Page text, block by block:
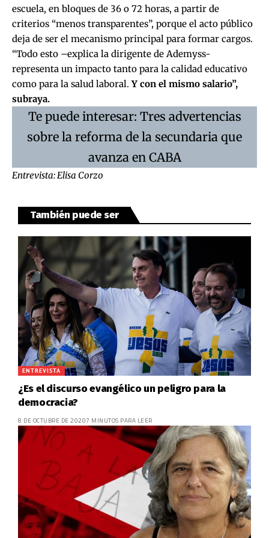
escuela, en bloques de 36 o 72 horas, a partir de
criterios “menos transparentes”, porque el acto público
deja de ser el mecanismo principal para formar cargos.
“Todo esto –explica la dirigente de Ademyss-
representa un impacto tanto para la calidad educativo
como para la salud laboral. Y con el mismo salario”,
subraya.
Te puede interesar: Tres advertencias
sobre la reforma de la secundaria que
avanza en CABA
Entrevista: Elisa Corzo
También puede ser
ENTREVISTA
¿Es el discurso evangélico un peligro para la
democracia?
8 DE OCTUBRE DE 20207 MINUTOS PARA LEER